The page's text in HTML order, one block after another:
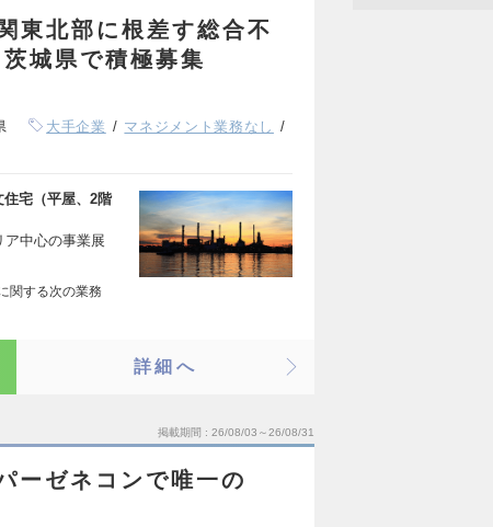
東北部に根差す総合不
城県で積極募集
大手企業
マネジメント業務なし
宅（平屋、2階
ア中心の事業展
関する次の業務
詳細へ
掲載期間 26/08/03～26/08/31
ーゼネコンで唯一の